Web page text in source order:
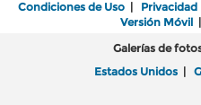
Condiciones de Uso | Privacidad
Versión Móvil|
Galerías de
Estados Unidos |